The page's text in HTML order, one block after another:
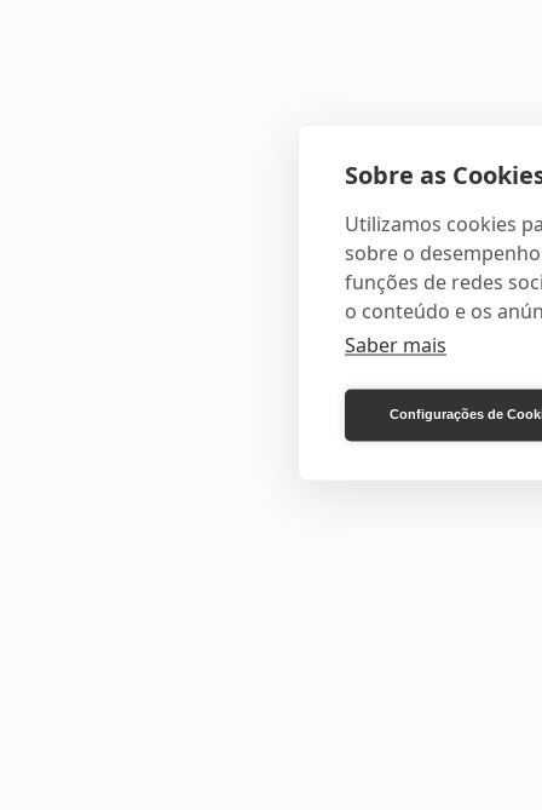
Sobre as
Utilizamos cookies
sobre o
funções de redes
o conteúdo e os
Saber mais
Configurações de